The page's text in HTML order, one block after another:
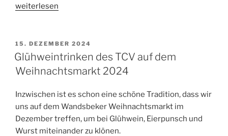
„Da
Container
und
was
noch
alles
geschehen
ist“
weiterlesen
VERÖFFENTLICHT
AM
15. DEZEMBER 2024
Glühweintrinken des TCV auf dem
Weihnachtsmarkt 2024
Inzwischen ist es schon eine schöne Tradition, dass wir
uns auf dem Wandsbeker Weihnachtsmarkt im
Dezember treffen, um bei Glühwein, Eierpunsch und
Wurst miteinander zu klönen.